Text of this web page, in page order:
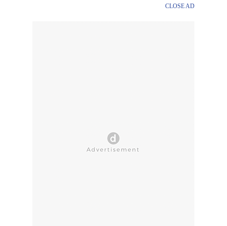
CLOSE AD